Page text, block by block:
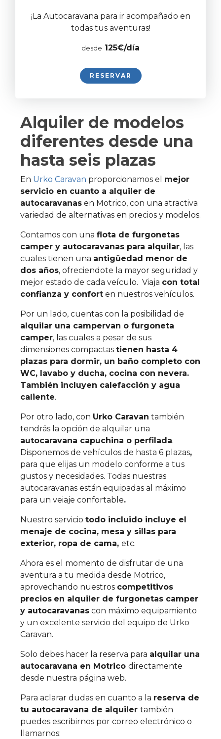
¡La Autocaravana para ir acompañado en
todas tus aventuras!
desde 125€/día
RESERVAR
Alquiler de modelos
diferentes desde una
hasta seis plazas
En Urko Caravan proporcionamos el mejor
servicio en cuanto a alquiler de
autocaravanas en Motrico, con una atractiva
variedad de alternativas en precios y modelos.
Contamos con una flota de furgonetas
camper y autocaravanas para alquilar, las
cuales tienen una antigüedad menor de
dos años, ofreciendote la mayor seguridad y
mejor estado de cada veículo. Viaja con total
confianza y confort en nuestros vehículos.
Por un lado, cuentas con la posibilidad de
alquilar una campervan o furgoneta
camper, las cuales a pesar de sus
dimensiones compactas tienen hasta 4
plazas para dormir, un baño completo con
WC, lavabo y ducha, cocina con nevera.
También incluyen calefacción y agua
caliente.
Por otro lado, con Urko Caravan también
tendrás la opción de alquilar una
autocaravana capuchina o perfilada.
Disponemos de vehículos de hasta 6 plazas,
para que elijas un modelo conforme a tus
gustos y necesidades. Todas nuestras
autocaravanas están equipadas al máximo
para un veiaje confortable.
Nuestro servicio todo incluido incluye el
menaje de cocina, mesa y sillas para
exterior, ropa de cama, etc.
Ahora es el momento de disfrutar de una
aventura a tu medida desde Motrico,
aprovechando nuestros competitivos
precios en alquiler de furgonetas camper
y autocaravanas con máximo equipamiento
y un excelente servicio del equipo de Urko
Caravan.
Solo debes hacer la reserva para alquilar una
autocaravana en Motrico directamente
desde nuestra página web.
Para aclarar dudas en cuanto a la reserva de
tu autocaravana de alquiler también
puedes escribirnos por correo electrónico o
llamarnos: